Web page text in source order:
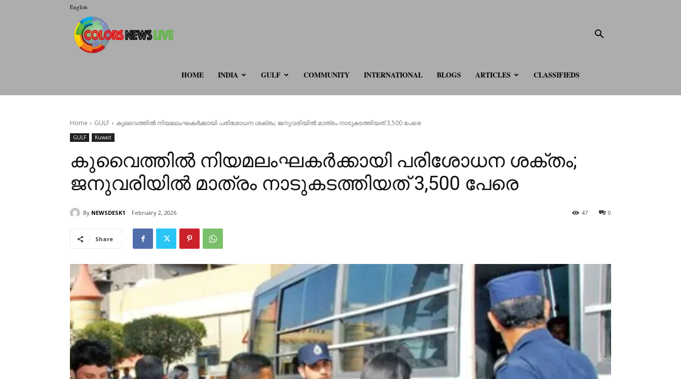
English
HOME INDIA GULF COMMUNITY INTERNATIONAL BLOGS ARTICLES CLASSIFIEDS
Home GULF കുവൈത്തിൽ നിയമലംഘകർക്കായി പരിശോധന ശക്തം; ജനുവരിയിൽ മാത്രം നാടുകടത്തിയത് 3,500 പേരെ
GULF Kuwait
കുവൈത്തിൽ നിയമലംഘകർക്കായി പരിശോധന ശക്തം;
ജനുവരിയിൽ മാത്രം നാടുകടത്തിയത് 3,500 പേരെ
By NEWSDESK1 February 2, 2026 0
47
Share